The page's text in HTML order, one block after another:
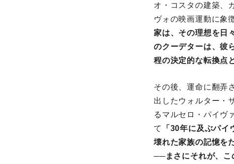
オ・コスタの建築、
ヴォの映画運動に象
家は、その理想を⽇
のクーデターは、彼
程の決定的な転換点
その後、運命に翻弄
出したウォルター・
るマルセロ・パイヴ
て
「30年に及ぶパ
壊れた家族の記憶を
──まさにそれが、こ